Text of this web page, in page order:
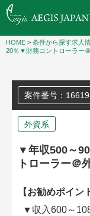
HOME > 条件から探す求人
20％▼財務コントローラー
案件番号：
外資系
▼年収500～
トローラー＠
【お勧めポイン
▼収入600～